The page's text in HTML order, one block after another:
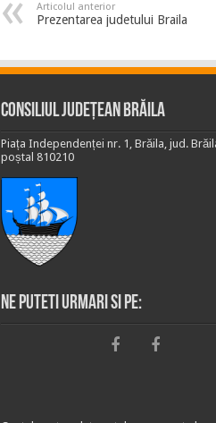
Articolul anterior
Prezentarea judetului Braila
Consiliul Județean Brăila
Piața Independenței nr. 1, Brăila, jud.
poștal 810210
Ne puteti urmari si pe: